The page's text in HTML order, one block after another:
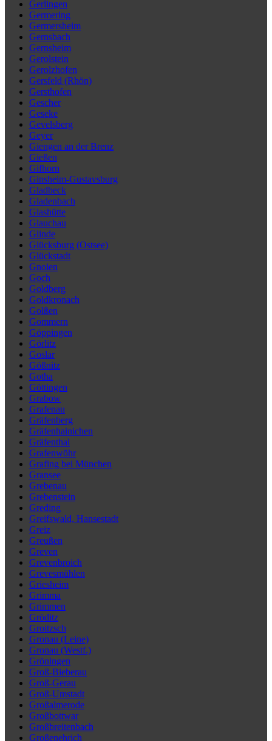
Gerlingen
Germering
Germersheim
Gernsbach
Gernsheim
Gerolstein
Gerolzhofen
Gersfeld (Rhön)
Gersthofen
Gescher
Geseke
Gevelsberg
Geyer
Giengen an der Brenz
Gießen
Gifhorn
Ginsheim-Gustavsburg
Gladbeck
Gladenbach
Glashütte
Glauchau
Glinde
Glücksburg (Ostsee)
Glückstadt
Gnoien
Goch
Goldberg
Goldkronach
Golßen
Gommern
Göppingen
Görlitz
Goslar
Gößnitz
Gotha
Göttingen
Grabow
Grafenau
Gräfenberg
Gräfenhainichen
Gräfenthal
Grafenwöhr
Grafing bei München
Gransee
Grebenau
Grebenstein
Greding
Greifswald, Hansestadt
Greiz
Greußen
Greven
Grevenbroich
Grevesmühlen
Griesheim
Grimma
Grimmen
Gröditz
Groitzsch
Gronau (Leine)
Gronau (Westf.)
Gröningen
Groß-Bieberau
Groß-Gerau
Groß-Umstadt
Großalmerode
Großbottwar
Großbreitenbach
Großenehrich